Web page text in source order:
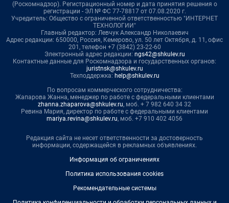
(Роскомнадзор). Регистрационный номер и дата принятия решения о
регистрации - ЭЛ № ФС 77-78817 от 07.08.2020 г.
Учредитель: Общество с ограниченной ответственностью "ИНТЕРНЕТ
ТЕХНОЛОГИИ"
Главный редактор: Левчук Александр Николаевич
Адрес редакции: 650000, Россия, Кемерово, ул. 50 лет Октября, д. 11, офис
201, телефон +7 (3842) 23-22-60
Электронный адрес редакции: ngs42@shkulev.ru
Контактные данные для Роскомнадзора и государственных органов:
juristnsk@shkulev.ru
Техподдержка: help@shkulev.ru
По вопросам коммерческого сотрудничества:
Жапарова Жанна, менеджер по работе с федеральными клиентами
zhanna.zhaparova@shkulev.ru, моб. + 7 982 640 34 32
Ревина Мария, директор по работе с федеральными клиентами
mariya.revina@shkulev.ru, моб. +7 910 402 4056
Редакция сайта не несет ответственности за достоверность
информации, содержащейся в рекламных объявлениях.
Информация об ограничениях
Политика использования cookies
Рекомендательные системы